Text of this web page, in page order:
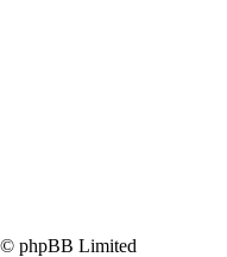
phpBB Limited